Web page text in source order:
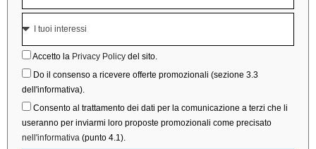
Accetto la Privacy Policy del sito.
Do il consenso a ricevere offerte promozionali (sezione 3.3
dell'informativa).
Consento al trattamento dei dati per la comunicazione a terzi che li
useranno per inviarmi loro proposte promozionali come precisato
nell'informativa (punto 4.1).